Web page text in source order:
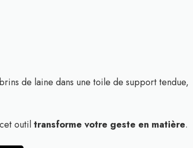
de laine dans une toile de support tendue,
outiltransforme votre geste en matière.